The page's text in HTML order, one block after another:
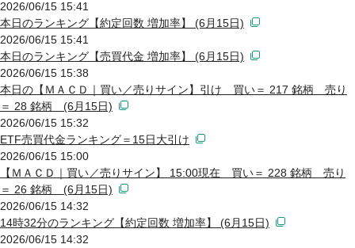
2026/06/15 15:41
本日のランキング【約定回数 増加率】 (6月15日)
2026/06/15 15:41
本日のランキング【売買代金 増加率】 (6月15日)
2026/06/15 15:38
本日の【ＭＡＣＤ｜買い／売りサイン】引け 買い＝ 217 銘柄 売り
＝ 28 銘柄 (6月15日)
2026/06/15 15:32
ETF売買代金ランキング＝15日大引け
2026/06/15 15:00
【ＭＡＣＤ｜買い／売りサイン】 15:00現在 買い＝ 228 銘柄 売り
＝ 26 銘柄 (6月15日)
2026/06/15 14:32
14時32分のランキング【約定回数 増加率】 (6月15日)
2026/06/15 14:32